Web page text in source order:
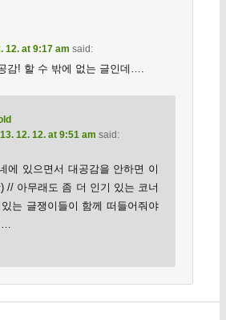
12. at 9:17 am said:
감! 할 수 밖에 없는 글인데….
12. 12. at 9:51 am said:
에 있으면서 대공감을 안하면 이
// 아무래도 좀 더 인기 있는 코너
는 글쟁이들이 함께 떠들어줘야